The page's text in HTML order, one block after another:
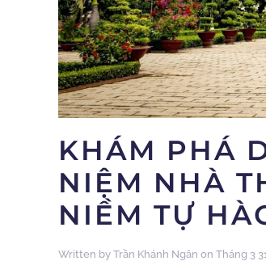
KHÁM PHÁ
NIỆM NHÀ
NIỀM TỰ
Written by Trần Khánh Ngân on Tháng 3